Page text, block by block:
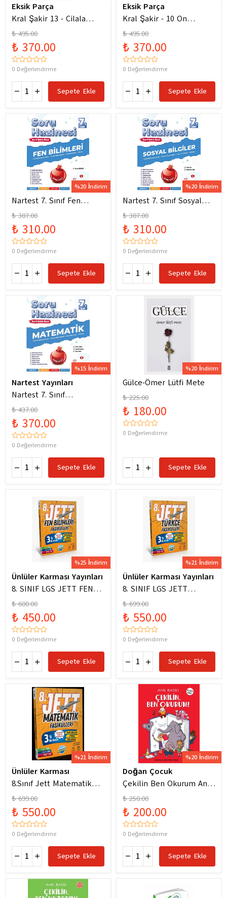
Eksik Parça
Kral Şakir 13 - Cilala
Parlat Bir Dürüm Patlat!
₺ 495.00
₺ 370.00
0 Değerlendirme
Sepete Ekle
Eksik Parça
Kral Şakir - 10 On
Numara Macera Ciltli
₺ 495.00
₺ 370.00
0 Değerlendirme
Sepete Ekle
%20 İndirim
Nartest 7. Sınıf Fen
Bilimleri Soru Hazinesi
Yeni Maarif Modele
Uygun
₺ 387.00
₺ 310.00
0 Değerlendirme
Sepete Ekle
%20 İndirim
Nartest 7. Sınıf Sosyal
Bilgiler Soru Hazinesi
Yeni Maarif Modele
Uygun
₺ 387.00
₺ 310.00
0 Değerlendirme
Sepete Ekle
%15 İndirim
Nartest Yayınları
Nartest 7. Sınıf
Matematik Soru Hazinesi
₺ 437.00
₺ 370.00
0 Değerlendirme
Sepete Ekle
%20 İndirim
Gülce-Ömer Lütfi Mete
₺ 225.00
₺ 180.00
0 Değerlendirme
Sepete Ekle
%25 İndirim
Ünlüler Karması Yayınları
8. SINIF LGS JETT FEN
BİLİMLERİ FASİKÜLLERİ
₺ 600.00
₺ 450.00
0 Değerlendirme
Sepete Ekle
%21 İndirim
Ünlüler Karması Yayınları
8. SINIF LGS JETT
TÜRKÇE FASİKÜLLERİ
₺ 699.00
₺ 550.00
0 Değerlendirme
Sepete Ekle
%21 İndirim
Ünlüler Karması
8.Sınıf Jett Matematik
Fasiküller Soru Bankası /
Kolektif / Ünlüler
Karması / 9786256529786
₺ 699.00
₺ 550.00
0 Değerlendirme
Sepete Ekle
%20 İndirim
Doğan Çocuk
Çekilin Ben Okurum Anıl
Basılı Eğlenceli
Hikayeler
₺ 250.00
₺ 200.00
0 Değerlendirme
Sepete Ekle